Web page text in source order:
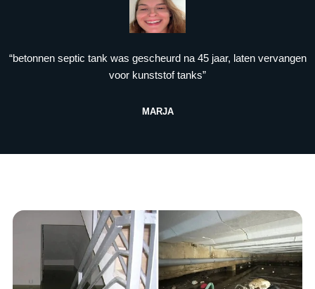
“betonnen septic tank was gescheurd na 45 jaar, laten vervangen
voor kunststof tanks”
MARJA